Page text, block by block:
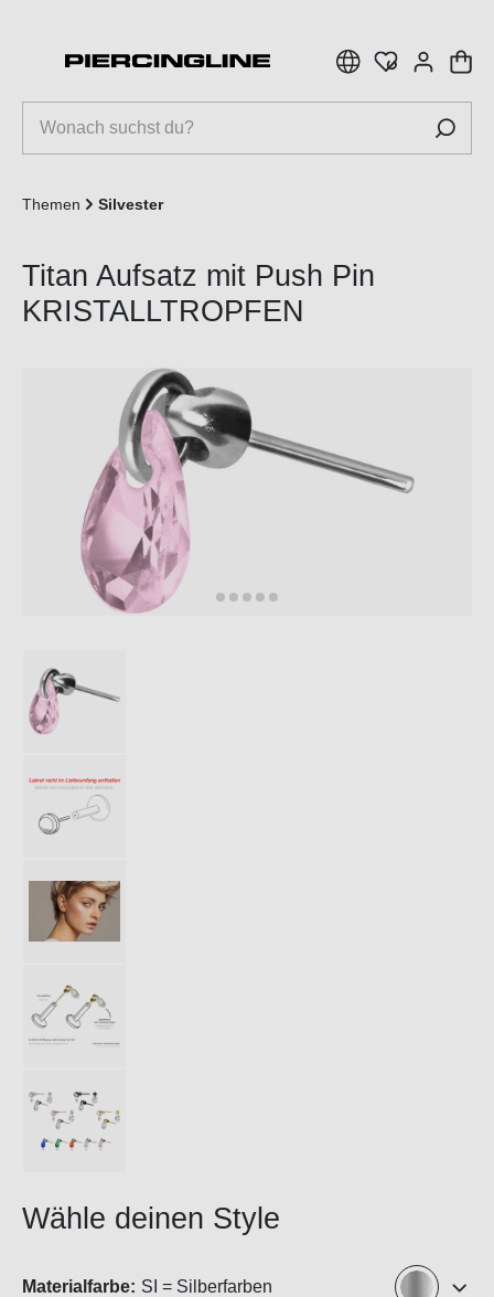
Themen Silvester
Titan Aufsatz mit Push Pin
KRISTALLTROPFEN
Wähle deinen Style
Materialfarbe: SI = Silberfarben